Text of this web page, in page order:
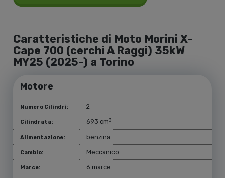
Caratteristiche di Moto Morini X-
Cape 700 (cerchi A Raggi) 35kW
MY25 (2025-) a Torino
Motore
Numero Cilindri: 2
Cilindrata: 693 cm3
Alimentazione: benzina
Cambio: Meccanico
Marce: 6 marce